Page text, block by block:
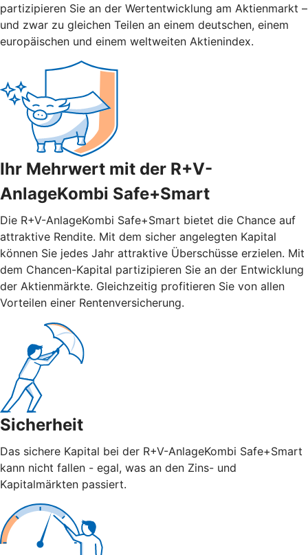
partizipieren Sie an der Wertentwicklung am Aktienmarkt –
und zwar zu gleichen Teilen an einem deutschen, einem
europäischen und einem weltweiten Aktienindex.
Ihr Mehrwert mit der R+V-
AnlageKombi Safe+Smart
Die R+V-AnlageKombi Safe+Smart bietet die Chance auf
attraktive Rendite. Mit dem sicher angelegten Kapital
können Sie jedes Jahr attraktive Überschüsse erzielen. Mit
dem Chancen-Kapital partizipieren Sie an der Entwicklung
der Aktienmärkte. Gleichzeitig profitieren Sie von allen
Vorteilen einer Rentenversicherung.
Sicherheit
Das sichere Kapital bei der R+V-AnlageKombi Safe+Smart
kann nicht fallen - egal, was an den Zins- und
Kapitalmärkten passiert.